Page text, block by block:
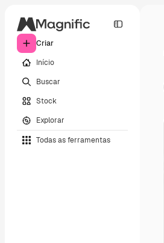
Criar
Início
Buscar
Stock
Explorar
Todas as ferramentas